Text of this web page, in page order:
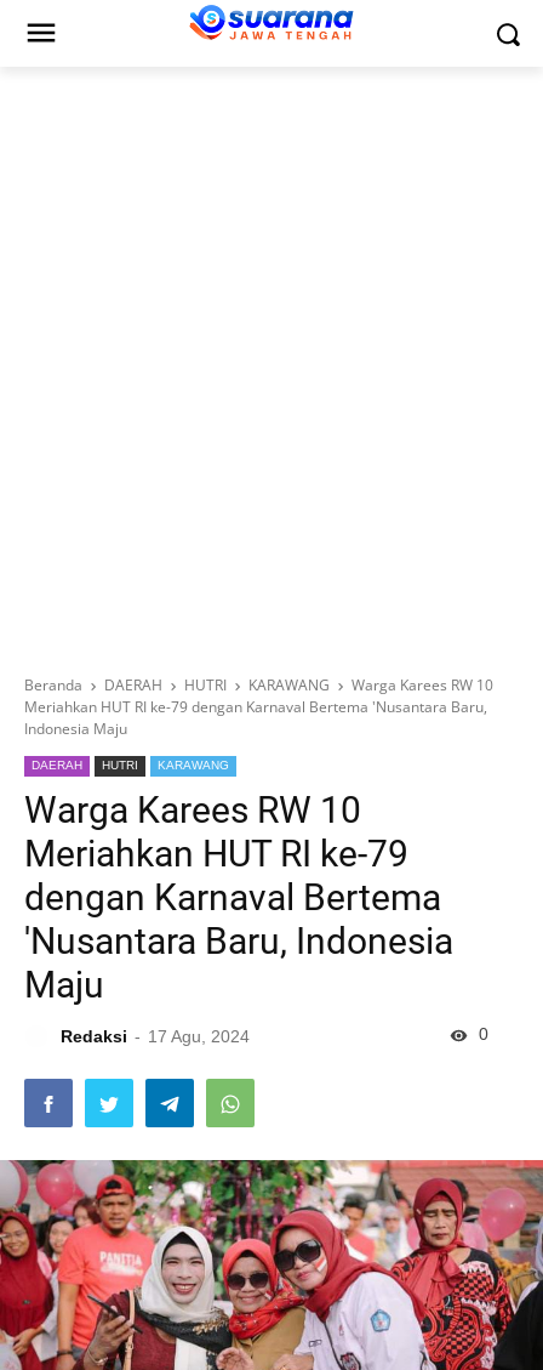
Beranda DAERAH HUTRI KARAWANG
Warga Karees RW 10
Meriahkan HUT RI ke-79 dengan Karnaval Bertema 'Nusantara Baru,
Indonesia Maju
DAERAH HUTRI KARAWANG
Warga Karees RW 10
Meriahkan HUT RI ke-79
dengan Karnaval Bertema
'Nusantara Baru, Indonesia
Maju
Redaksi 17 Agu, 2024 0